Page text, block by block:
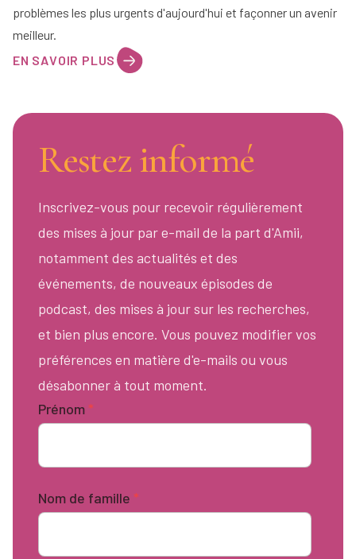
problèmes les plus urgents d'aujourd'hui et façonner un avenir
meilleur.
EN SAVOIR PLUS
Restez informé
Inscrivez-vous pour recevoir régulièrement
des mises à jour par e-mail de la part d'Amii,
notamment des actualités et des
événements, de nouveaux épisodes de
podcast, des mises à jour sur les recherches,
et bien plus encore. Vous pouvez modifier vos
préférences en matière d'e-mails ou vous
désabonner à tout moment.
Prénom*
Nom de famille *